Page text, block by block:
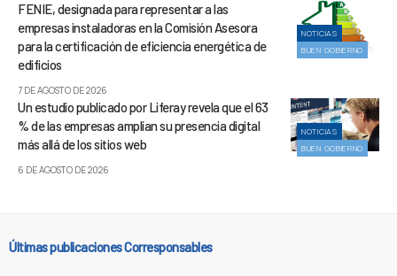
NOTICIAS
BUEN GOBIERNO
FENIE, designada para representar a las
empresas instaladoras en la Comisión Asesora
para la certificación de eficiencia energética de
edificios
7 DE AGOSTO DE 2026
NOTICIAS
BUEN GOBIERNO
Un estudio publicado por Liferay revela que el 63
% de las empresas amplían su presencia digital
más allá de los sitios web
6 DE AGOSTO DE 2026
Últimas publicaciones Corresponsables